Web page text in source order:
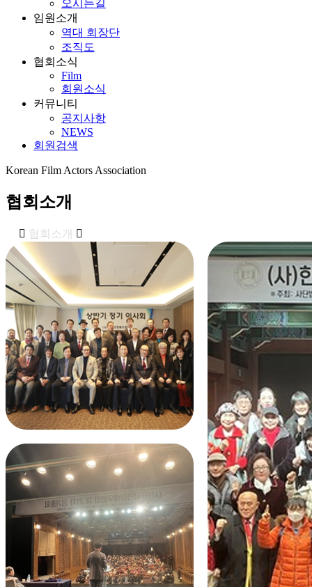
오시는길
임원소개
역대 회장단
조직도
협회소식
Film
회원소식
커뮤니티
공지사항
NEWS
회원검색
Korean Film Actors Association
협회소개
협회소개